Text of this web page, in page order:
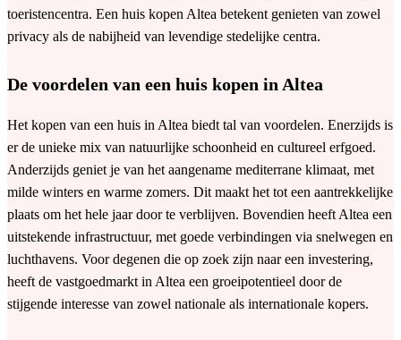
toeristencentra. Een huis kopen Altea betekent genieten van zowel
privacy als de nabijheid van levendige stedelijke centra.
De voordelen van een huis kopen in Altea
Het kopen van een huis in Altea biedt tal van voordelen. Enerzijds is
er de unieke mix van natuurlijke schoonheid en cultureel erfgoed.
Anderzijds geniet je van het aangename mediterrane klimaat, met
milde winters en warme zomers. Dit maakt het tot een aantrekkelijke
plaats om het hele jaar door te verblijven. Bovendien heeft Altea een
uitstekende infrastructuur, met goede verbindingen via snelwegen en
luchthavens. Voor degenen die op zoek zijn naar een investering,
heeft de vastgoedmarkt in Altea een groeipotentieel door de
stijgende interesse van zowel nationale als internationale kopers.